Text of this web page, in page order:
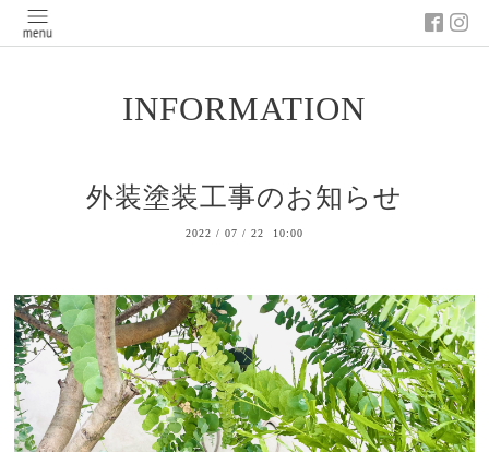
INFORMATION
外装塗装工事のお知らせ
2022 / 07 / 22 10:00